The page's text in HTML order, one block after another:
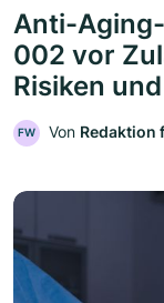
Anti-
002 vor
Risiken
FW Von Redaktion